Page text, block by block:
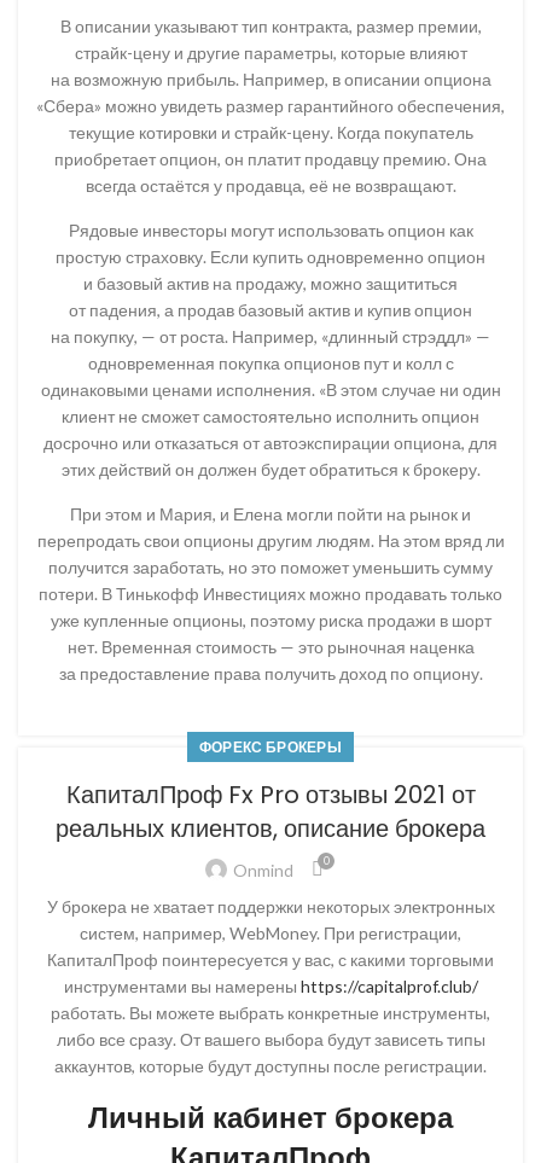
В описании указывают тип контракта, размер премии,
страйк-цену и другие параметры, которые влияют
на возможную прибыль. Например, в описании опциона
«Сбера» можно увидеть размер гарантийного обеспечения,
текущие котировки и страйк-цену. Когда покупатель
приобретает опцион, он платит продавцу премию. Она
всегда остаётся у продавца, её не возвращают.
Рядовые инвесторы могут использовать опцион как
простую страховку. Если купить одновременно опцион
и базовый актив на продажу, можно защититься
от падения, а продав базовый актив и купив опцион
на покупку, — от роста. Например, «длинный стрэддл» —
одновременная покупка опционов пут и колл с
одинаковыми ценами исполнения. «В этом случае ни один
клиент не сможет самостоятельно исполнить опцион
досрочно или отказаться от автоэкспирации опциона, для
этих действий он должен будет обратиться к брокеру.
При этом и Мария, и Елена могли пойти на рынок и
перепродать свои опционы другим людям. На этом вряд ли
получится заработать, но это поможет уменьшить сумму
потери. В Тинькофф Инвестициях можно продавать только
уже купленные опционы, поэтому риска продажи в шорт
нет. Временная стоимость — это рыночная наценка
за предоставление права получить доход по опциону.
ФОРЕКС БРОКЕРЫ
КапиталПроф Fx Pro отзывы 2021 от
реальных клиентов, описание брокера
Onmind 0
У брокера не хватает поддержки некоторых электронных
систем, например, WebMoney. При регистрации,
КапиталПроф поинтересуется у вас, с какими торговыми
инструментами вы намерены https://capitalprof.club/
работать. Вы можете выбрать конкретные инструменты,
либо все сразу. От вашего выбора будут зависеть типы
аккаунтов, которые будут доступны после регистрации.
Личный кабинет брокера